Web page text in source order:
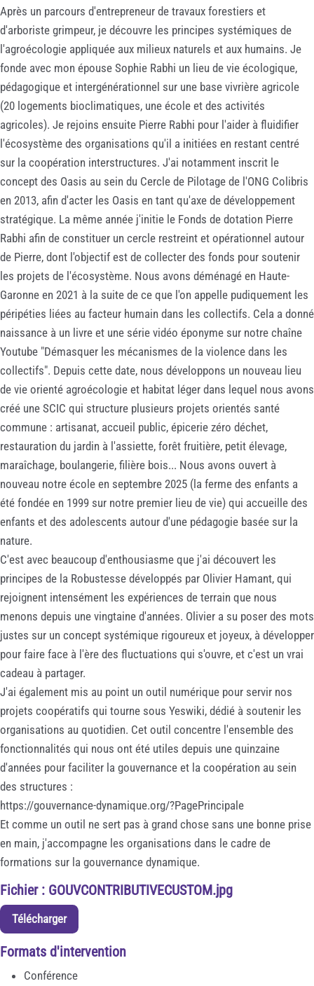
Après un parcours d'entrepreneur de travaux forestiers et
d'arboriste grimpeur, je découvre les principes systémiques de
l'agroécologie appliquée aux milieux naturels et aux humains. Je
fonde avec mon épouse Sophie Rabhi un lieu de vie écologique,
pédagogique et intergénérationnel sur une base vivrière agricole
(20 logements bioclimatiques, une école et des activités
agricoles). Je rejoins ensuite Pierre Rabhi pour l'aider à fluidifier
l'écosystème des organisations qu'il a initiées en restant centré
sur la coopération interstructures. J'ai notamment inscrit le
concept des Oasis au sein du Cercle de Pilotage de l'ONG Colibris
en 2013, afin d'acter les Oasis en tant qu'axe de développement
stratégique. La même année j'initie le Fonds de dotation Pierre
Rabhi afin de constituer un cercle restreint et opérationnel autour
de Pierre, dont l'objectif est de collecter des fonds pour soutenir
les projets de l'écosystème. Nous avons déménagé en Haute-
Garonne en 2021 à la suite de ce que l'on appelle pudiquement les
péripéties liées au facteur humain dans les collectifs. Cela a donné
naissance à un livre et une série vidéo éponyme sur notre chaîne
Youtube "Démasquer les mécanismes de la violence dans les
collectifs". Depuis cette date, nous développons un nouveau lieu
de vie orienté agroécologie et habitat léger dans lequel nous avons
créé une SCIC qui structure plusieurs projets orientés santé
commune : artisanat, accueil public, épicerie zéro déchet,
restauration du jardin à l'assiette, forêt fruitière, petit élevage,
maraîchage, boulangerie, filière bois... Nous avons ouvert à
nouveau notre école en septembre 2025 (la ferme des enfants a
été fondée en 1999 sur notre premier lieu de vie) qui accueille des
enfants et des adolescents autour d'une pédagogie basée sur la
nature.
C'est avec beaucoup d'enthousiasme que j'ai découvert les
principes de la Robustesse développés par Olivier Hamant, qui
rejoignent intensément les expériences de terrain que nous
menons depuis une vingtaine d'années. Olivier a su poser des mots
justes sur un concept systémique rigoureux et joyeux, à développer
pour faire face à l'ère des fluctuations qui s'ouvre, et c'est un vrai
cadeau à partager.
J'ai également mis au point un outil numérique pour servir nos
projets coopératifs qui tourne sous Yeswiki, dédié à soutenir les
organisations au quotidien. Cet outil concentre l'ensemble des
fonctionnalités qui nous ont été utiles depuis une quinzaine
d'années pour faciliter la gouvernance et la coopération au sein
des structures :
https://gouvernance-dynamique.org/?PagePrincipale
Et comme un outil ne sert pas à grand chose sans une bonne prise
en main, j'accompagne les organisations dans le cadre de
formations sur la gouvernance dynamique.
Fichier : GOUVCONTRIBUTIVECUSTOM.jpg
Télécharger
Formats d'intervention
Conférence